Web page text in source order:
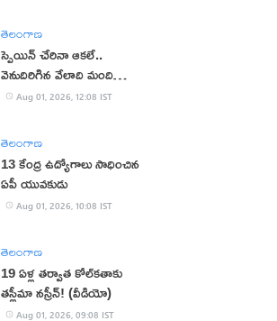
తెలంగాణ
స్పెయిన్ చేరినా ఆకలే..
వెనుదిరిగిన వేలాది మంది
వలసదారులు
Aug 01, 2026, 12:08 IST
తెలంగాణ
13 కేంద్ర ఉద్యోగాలు సాధించిన
ఏపీ యువకుడు
Aug 01, 2026, 10:08 IST
తెలంగాణ
19 ఏళ్ల తర్వాత కోల్‌కతాకు
తస్లీమా నస్రీన్! (వీడియో)
Aug 01, 2026, 09:08 IST